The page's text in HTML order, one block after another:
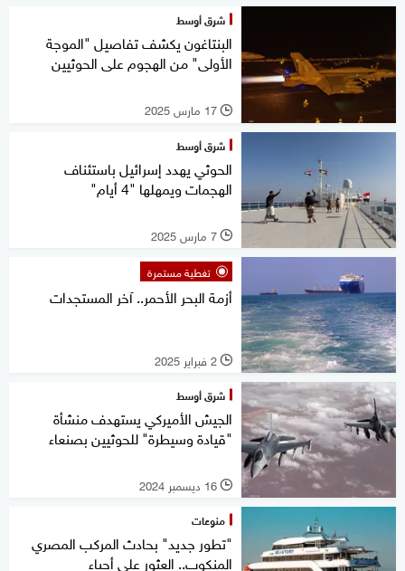
شرق أوسط
البنتاغون يكشف تفاصيل "الموجة
الأولى" من الهجوم على الحوثيين
l 17 مارس 2025
شرق أوسط
الحوثي يهدد إسرائيل باستئناف
الهجمات ويمهلها "4 أيام"
l 7 مارس 2025
تغطية مستمرة
أزمة البحر الأحمر.. آخر المستجدات
l 2 فبراير 2025
شرق أوسط
الجيش الأميركي يستهدف منشأة
"قيادة وسيطرة" للحوثيين بصنعاء
l 16 ديسمبر 2024
منوعات
"تطور جديد" بحادث المركب المصري
المنكوب.. العثور على أحياء